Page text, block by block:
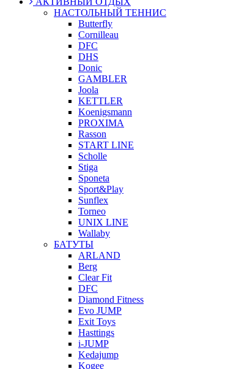
НАСТОЛЬНЫЙ ТЕННИС
Butterfly
Cornilleau
DFC
DHS
Donic
GAMBLER
Joola
KETTLER
Koenigsmann
PROXIMA
Rasson
START LINE
Scholle
Stiga
Sponeta
Sport&Play
Sunflex
Torneo
UNIX LINE
Wallaby
БАТУТЫ
ARLAND
Berg
Clear Fit
DFC
Diamond Fitness
Evo JUMP
Exit Toys
Hasttings
i-JUMP
Kedajump
Kogee